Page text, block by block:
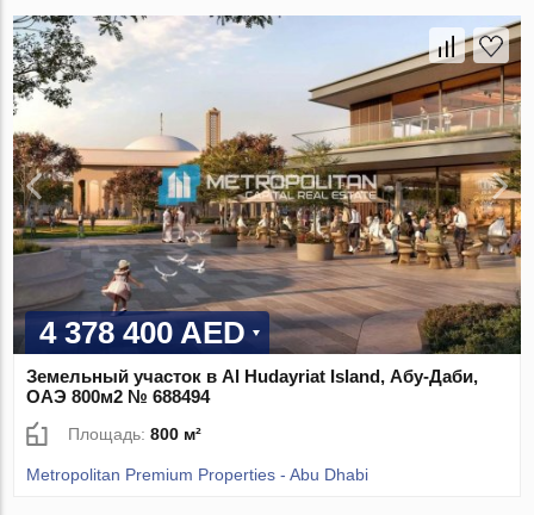
4 378 400 AED
Земельный участок в Al Hudayriat Island, Абу-Даби,
ОАЭ 800м2 № 688494
Площадь:800 м²
Metropolitan Premium Properties - Abu Dhabi